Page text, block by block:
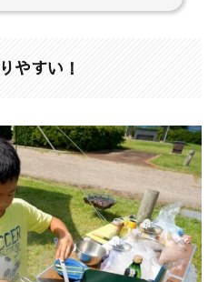
やすい！
アの熱中症対策
する
やすい！